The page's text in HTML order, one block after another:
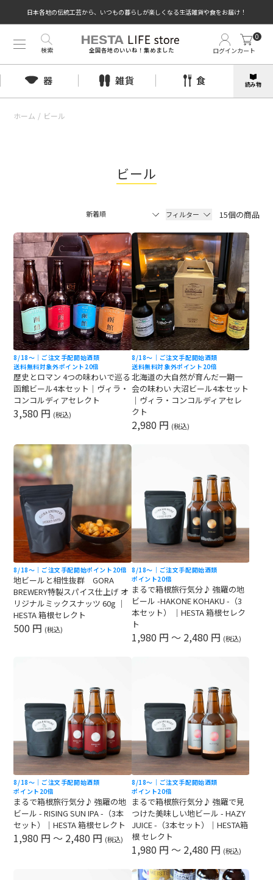
日本各地の伝統工芸から、いつもの暮らしが楽しくなる生活雑貨や食をお届け！
全国各地のいいね！集めました ログインカート
0
検索
器 雑貨 食 読み物
ホーム / ビール
ビール
フィルター 15個の商品
8/18〜｜ご注文手配開始酒類
送料無料対象外ポイント20倍
歴史とロマン 4つの味わいで巡る
函館ビール4本セット｜ヴィラ・
コンコルディアセレクト
3,580 円 (税込)
8/18〜｜ご注文手配開始酒類
送料無料対象外ポイント20倍
北海道の大自然が育んだ一期一
会の味わい 大沼ビール4本セット
｜ヴィラ・コンコルディアセレ
クト
2,980 円 (税込)
8/18〜｜ご注文手配開始ポイント20倍
地ビールと相性抜群 GORA
BREWERY特製スパイス仕上げ オ
リジナルミックスナッツ 60g ｜
HESTA 箱根セレクト
500 円 (税込)
8/18〜｜ご注文手配開始酒類
ポイント20倍
まるで箱根旅行気分♪ 強羅の地
ビール -HAKONE KOHAKU -（3
本セット） ｜HESTA 箱根セレク
ト
1,980 円 ～ 2,480 円 (税込)
8/18〜｜ご注文手配開始酒類
ポイント20倍
まるで箱根旅行気分♪ 強羅の地
ビール - RISING SUN IPA -（3本
セット）｜HESTA 箱根セレクト
1,980 円 ～ 2,480 円 (税込)
8/18〜｜ご注文手配開始酒類
ポイント20倍
まるで箱根旅行気分♪ 強羅で見
つけた美味しい地ビール - HAZY
JUICE -（3本セット）｜HESTA箱
根 セレクト
1,980 円 ～ 2,480 円 (税込)